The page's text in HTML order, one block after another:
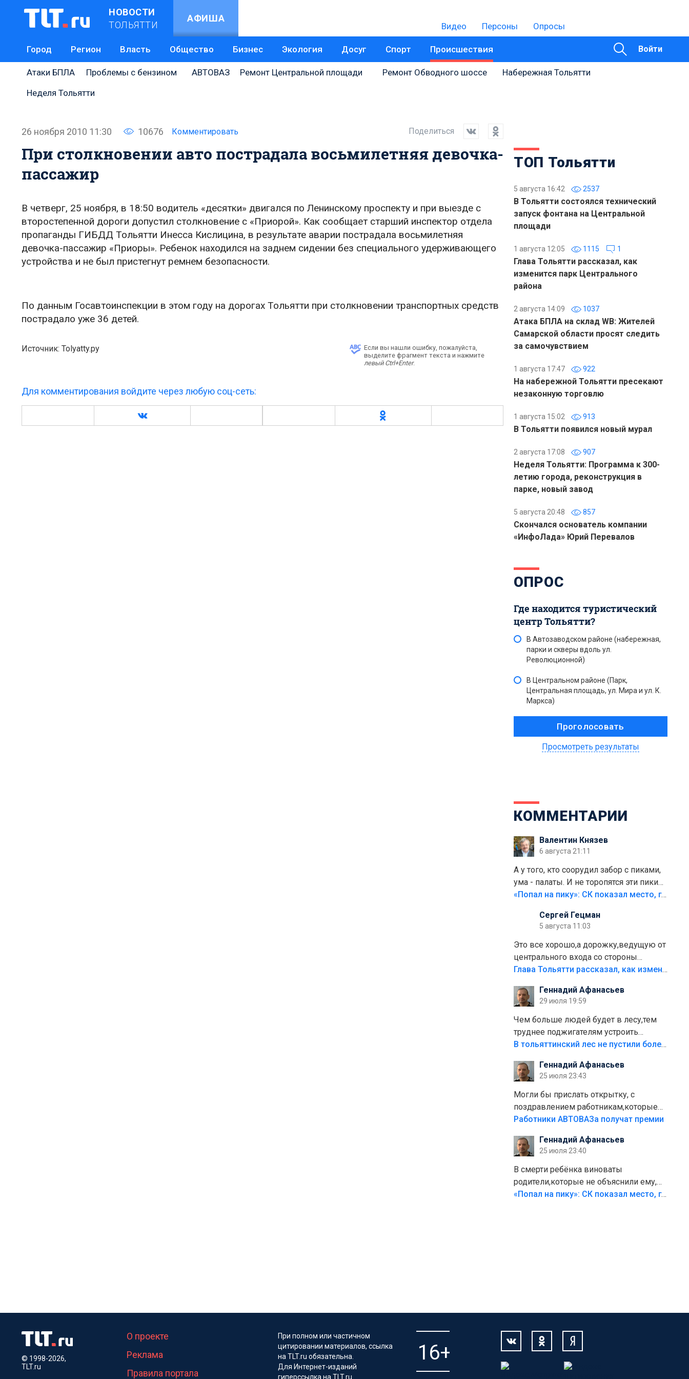
НОВОСТИ
ТОЛЬЯТТИ
АФИША
Видео Персоны Опросы
Город Регион Власть Общество Бизнес Экология Досуг Спорт Происшествия Войти
Атаки БПЛА Проблемы с бензином АВТОВАЗ Ремонт Центральной площади Ремонт Обводного шоссе
Набережная Тольятти
Неделя Тольятти
26 ноября 2010 11:30 10676 Комментировать Поделиться
При столкновении авто пострадала восьмилетняя девочка-
пассажир
В четверг, 25 ноября, в 18:50 водитель «десятки» двигался по Ленинскому проспекту и при выезде с
второстепенной дороги допустил столкновение с «Приорой». Как сообщает старший инспектор отдела
пропаганды ГИБДД Тольятти Инесса Кислицина, в результате аварии пострадала восьмилетняя
девочка-пассажир «Приоры». Ребенок находился на заднем сидении без специального удерживающего
устройства и не был пристегнут ремнем безопасности.
По данным Госавтоинспекции в этом году на дорогах Тольятти при столкновении транспортных средств
пострадало уже 36 детей.
Источник: Tolyatty.ру
Если вы нашли ошибку, пожалуйста,
выделите фрагмент текста и нажмите
левый Ctrl+Enter.
Для комментирования войдите через любую соц-сеть:
ТОП Тольятти
5 августа 16:42 2537
В Тольятти состоялся технический
запуск фонтана на Центральной
площади
1 августа 12:05 1115 1
Глава Тольятти рассказал, как
изменится парк Центрального
района
2 августа 14:09 1037
Атака БПЛА на склад WB: Жителей
Самарской области просят следить
за самочувствием
1 августа 17:47 922
На набережной Тольятти пресекают
незаконную торговлю
1 августа 15:02 913
В Тольятти появился новый мурал
2 августа 17:08 907
Неделя Тольятти: Программа к 300-
летию города, реконструкция в
парке, новый завод
5 августа 20:48 857
Скончался основатель компании
«ИнфоЛада» Юрий Перевалов
ОПРОС
Где находится туристический
центр Тольятти?
В Автозаводском районе (набережная,
парки и скверы вдоль ул.
Революционной)
В Центральном районе (Парк,
Центральная площадь, ул. Мира и ул. К.
Маркса)
Просмотреть результаты
КОММЕНТАРИИ
Валентин Князев
6 августа 21:11
А у того, кто соорудил забор с пиками,
ума - палаты. И не торопятся эти пики
срезать
«Попал на пику»: СК показал место, где был смертельно травмирован ребенок в Тольятти
Сергей Гецман
5 августа 11:03
Это все хорошо,а дорожку,ведущую от
центрального входа со стороны
кафе"Мираж" к аттракционам слабо
плитки не хватило,т.к.осенью и зимой
лежала в парке и испортилась.Да
еще,видимо,часть украли.
Глава Тольятти рассказал, как изменится парк Центрального района
Геннадий Афанасьев
29 июля 19:59
Чем больше людей будет в лесу,тем
труднее поджигателям устроить
пожар.Тех кто разводит костры,тех
полно стоит,почему водители всё
равно едут в лес? Штрафы мизерные.
В тольяттинский лес не пустили более тысячи автомобилей
Геннадий Афанасьев
25 июля 23:43
Могли бы прислать открытку, с
поздравлением работникам,которые
больше сорока лет отработали на
Работники АВТОВАЗа получат премии
Геннадий Афанасьев
25 июля 23:40
В смерти ребёнка виноваты
родители,которые не объяснили ему,
что такое хорошо и что такое плохо!
«Попал на пику»: СК показал место, где был смертельно травмирован ребенок в Тольятти
© 1998-2026,
TLT.ru
О проекте
Реклама
Правила портала
При полном или частичном
цитировании материалов, ссылка
на TLT.ru обязательна.
Для Интернет-изданий
гиперссылка на TLT.ru